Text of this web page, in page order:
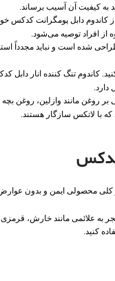
به کیفیت آن آسیب برساند.
از کاندوم دابل پومگرانت
از افراد توصیه می‌شود.
شده است و نباید مجدداً
دارد.
بر روغن مانند وازلین، روغن
که با لاتکس سازگار هستند.
کدکس
کلی محصولی ایمن و بدون
علائمی مانند خارش،
کنید.